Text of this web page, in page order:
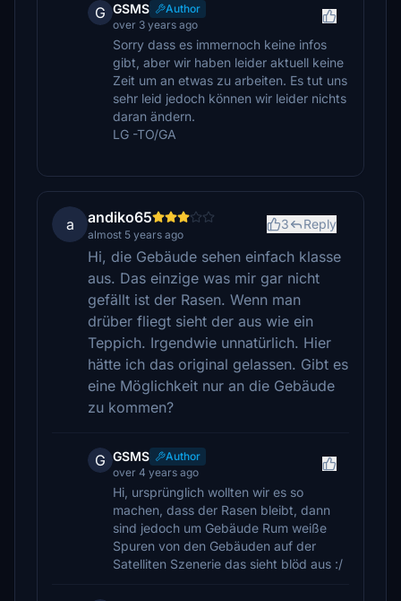
G GSMS
Author
over 3 years ago
Sorry dass es immernoch keine infos
gibt, aber wir haben leider aktuell keine
Zeit um an etwas zu arbeiten. Es tut uns
sehr leid jedoch können wir leider nichts
daran ändern.
LG -TO/GA
a andiko65
almost 5 years ago
3 Reply
Hi, die Gebäude sehen einfach klasse
aus. Das einzige was mir gar nicht
gefällt ist der Rasen. Wenn man
drüber fliegt sieht der aus wie ein
Teppich. Irgendwie unnatürlich. Hier
hätte ich das original gelassen. Gibt es
eine Möglichkeit nur an die Gebäude
zu kommen?
G GSMS
Author
over 4 years ago
Hi, ursprünglich wollten wir es so
machen, dass der Rasen bleibt, dann
sind jedoch um Gebäude Rum weiße
Spuren von den Gebäuden auf der
Satelliten Szenerie das sieht blöd aus :/